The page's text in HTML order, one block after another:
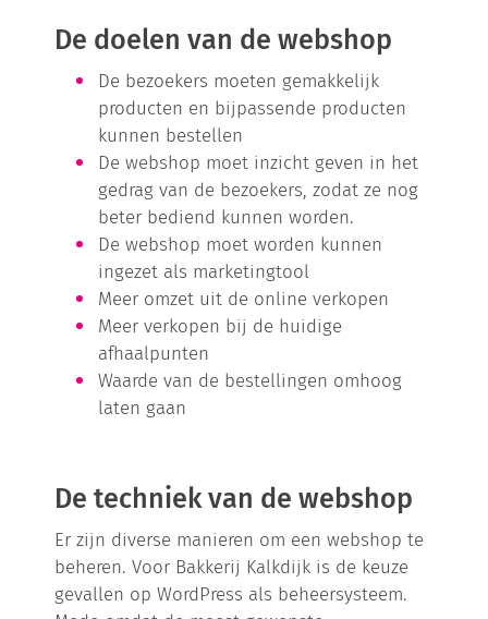
De doelen van de webshop
De bezoekers moeten gemakkelijk
producten en bijpassende producten
kunnen bestellen
De webshop moet inzicht geven in het
gedrag van de bezoekers, zodat ze nog
beter bediend kunnen worden.
De webshop moet worden kunnen
ingezet als marketingtool
Meer omzet uit de online verkopen
Meer verkopen bij de huidige
afhaalpunten
Waarde van de bestellingen omhoog
laten gaan
De techniek van de webshop
Er zijn diverse manieren om een webshop te
beheren. Voor Bakkerij Kalkdijk is de keuze
gevallen op WordPress als beheersysteem.